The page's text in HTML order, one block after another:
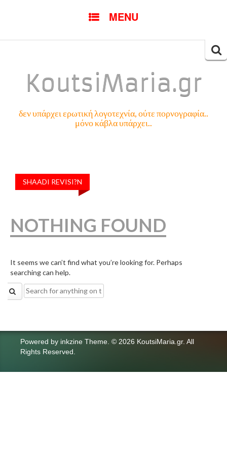
MENU
KoutsiMaria.gr
δεν υπάρχει ερωτική λογοτεχνία, ούτε πορνογραφία..
μόνο κάβλα υπάρχει..
SHAADI REVISI?N
NOTHING FOUND
It seems we can’t find what you’re looking for. Perhaps
searching can help.
Search
for:
Powered by inkzine Theme © 2026 KoutsiMaria.gr. All
Rights Reserved.